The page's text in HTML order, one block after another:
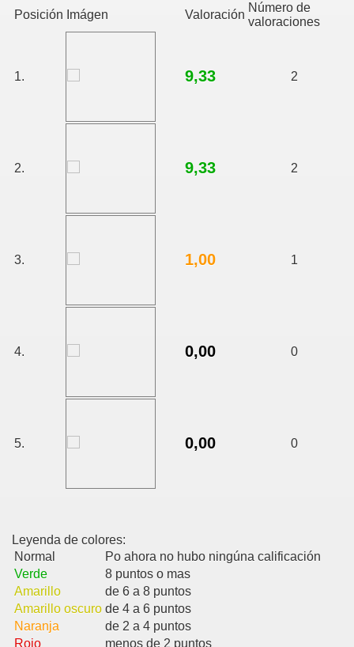
Posición Imágen Valoración
Número de
valoraciones
1. 9,33 2
2. 9,33 2
3. 1,00 1
4. 0,00 0
5. 0,00 0
Leyenda de colores:
Normal
Po ahora no hubo ningúna calificación
Verde
8 puntos o mas
Amarillo
de 6 a 8 puntos
Amarillo oscuro de 4 a 6 puntos
Naranja
de 2 a 4 puntos
Rojo
menos de 2 puntos